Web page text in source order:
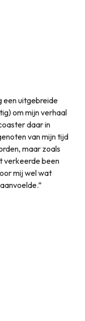
een uitgebreide
om mijn verhaal
daar in
van mijn tijd
maar zoals
verkeerde been
mij wel wat